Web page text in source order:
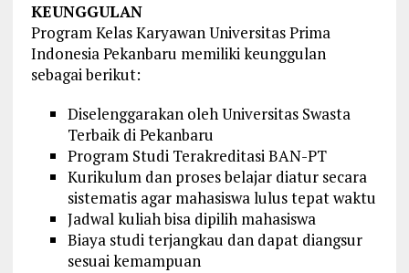
KEUNGGULAN
Program Kelas Karyawan Universitas Prima
Indonesia Pekanbaru memiliki keunggulan
sebagai berikut:
Diselenggarakan oleh Universitas Swasta
Terbaik di Pekanbaru
Program Studi Terakreditasi BAN-PT
Kurikulum dan proses belajar diatur secara
sistematis agar mahasiswa lulus tepat waktu
Jadwal kuliah bisa dipilih mahasiswa
Biaya studi terjangkau dan dapat diangsur
sesuai kemampuan